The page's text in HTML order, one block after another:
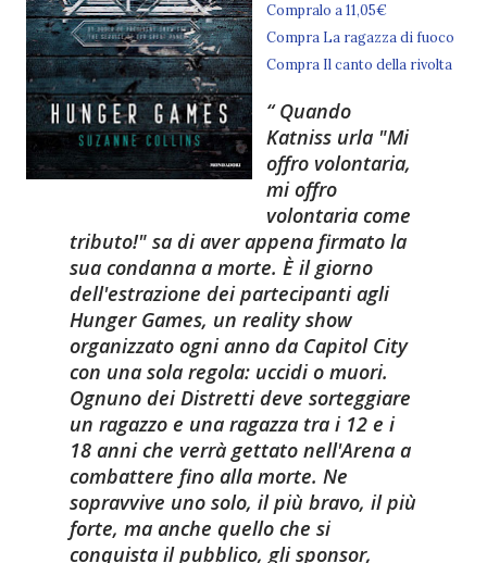
Compralo a 11,05€
Compra La ragazza di fuoco
Compra Il canto della rivolta
Quando
Katniss urla "Mi
offro volontaria,
mi offro
volontaria come
tributo!" sa di aver appena firmato la
sua condanna a morte. È il giorno
dell'estrazione dei partecipanti agli
Hunger Games, un reality show
organizzato ogni anno da Capitol City
con una sola regola: uccidi o muori.
Ognuno dei Distretti deve sorteggiare
un ragazzo e una ragazza tra i 12 e i
18 anni che verrà gettato nell'Arena a
combattere fino alla morte. Ne
sopravvive uno solo, il più bravo, il più
forte, ma anche quello che si
conquista il pubblico, gli sponsor,